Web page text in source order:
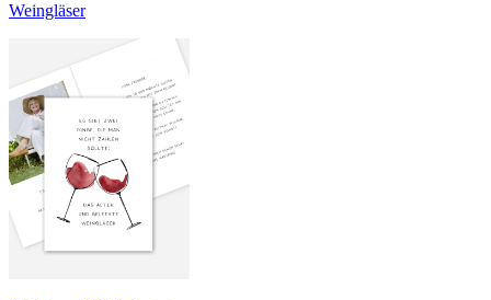
Weingläser